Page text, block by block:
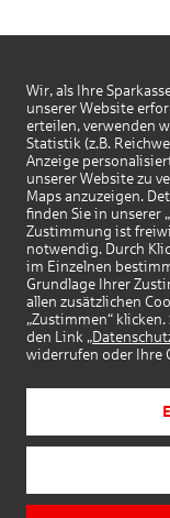
Wir, als Ihre
unserer Website
erteilen, verwenden
Statistik (z.B.
Anzeige
unserer Website zu
Maps anzuzeigen.
finden Sie in unserer „
Zustimmung ist
notwendig. Durch
im Einzelnen
Grundlage Ihrer
allen zusätzlichen
„Zustimmen“
den Link „
widerrufen oder Ihre